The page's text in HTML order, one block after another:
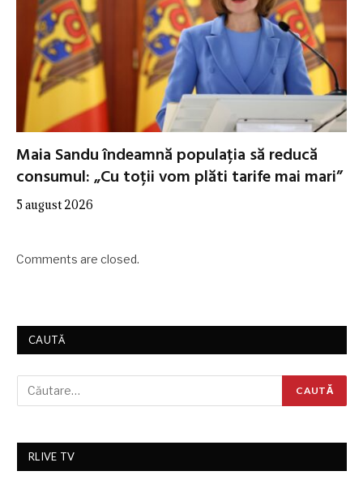
Maia Sandu îndeamnă populația să reducă
consumul: „Cu toții vom plăti tarife mai mari”
5 august 2026
Comments are closed.
CAUTĂ
RLIVE TV